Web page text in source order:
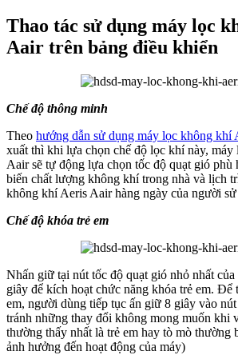
Thao tác sử dụng máy lọc
Aair trên bảng điều khiển
Chế độ thông minh
Theo hướng dẫn sử dụng máy lọc không khí
xuất thì khi lựa chọn chế độ lọc khí này,
Aair sẽ tự động lựa chọn tốc độ quạt gió phù
biến chất lượng không khí trong nhà và lịch
không khí Aeris Aair hàng ngày của người
Chế độ khóa trẻ em
Nhấn giữ tại nút tốc độ quạt gió nhỏ nhất
giây để kích hoạt chức năng khóa trẻ em. Để
em, người dùng tiếp tục ấn giữ 8 giây vào
tránh những thay đổi không mong muốn khi
thường thấy nhất là trẻ em hay tò mò thường
ảnh hưởng đến hoạt động của máy)